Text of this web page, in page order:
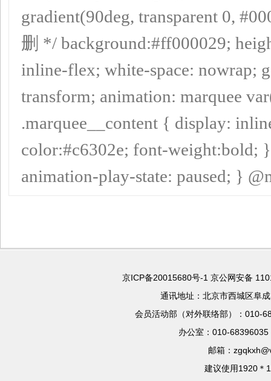
gradient(90deg, transparent 0,
删 */ background:#ff000029;
inline-flex; white-space: nowrap;
transform; animation: marquee
.marquee__content { display:
color:#c6302e; font-weight:bold;
animation-play-state: paused; }
京ICP备20015680号-1 京公网安备
通讯地址：北京市西城区阜
会员活动部（对外联络部）：010-
办公室：010-
邮箱：
建议使用1920＊